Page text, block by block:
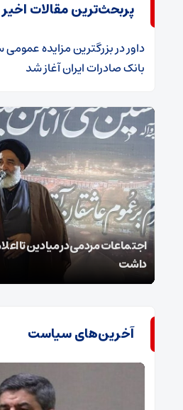
پربحث‌ترین مقالات
داوردر​بزرگترین مزایده
بانک صادرات ایران آغاز شد
اجتماعات مردمی در میادین تا
داشت
آخرین‌های سیاست